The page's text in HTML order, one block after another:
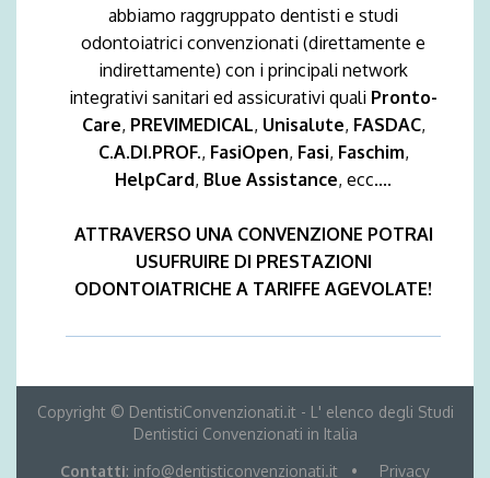
abbiamo raggruppato dentisti e studi
odontoiatrici convenzionati (direttamente e
indirettamente) con i principali network
integrativi sanitari ed assicurativi quali Pronto-
Care, PREVIMEDICAL, Unisalute, FASDAC,
C.A.DI.PROF., FasiOpen, Fasi, Faschim,
HelpCard, Blue Assistance, ecc....
ATTRAVERSO UNA CONVENZIONE POTRAI
USUFRUIRE DI PRESTAZIONI
ODONTOIATRICHE A TARIFFE AGEVOLATE!
Copyright © DentistiConvenzionati.it - L' elenco degli Studi
Dentistici Convenzionati in Italia
Contatti: info@dentisticonvenzionati.it • Privacy